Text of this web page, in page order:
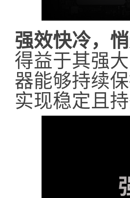
强效快冷，
得益于其强
器能够持续
实现稳定且